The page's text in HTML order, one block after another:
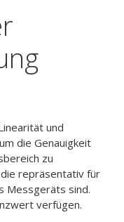
und
die Genauigkeit
zu
die repräsentativ für
Messgeräts sind.
verfügen.